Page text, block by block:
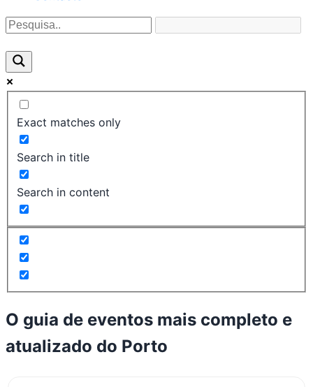
Exact matches only
Search in title
Search in content
O guia de eventos mais completo e
atualizado do Porto